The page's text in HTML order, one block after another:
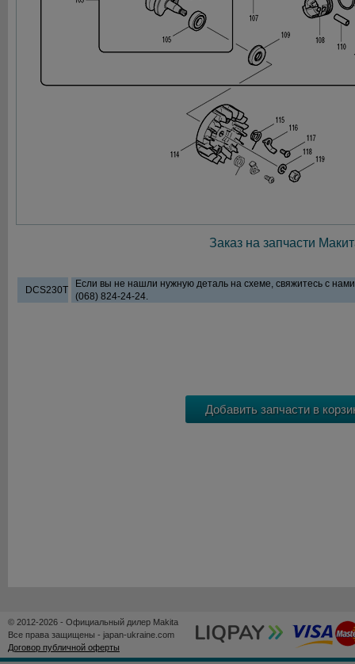
Заказ на запчасти
DCS230T
Если вы не нашли нужную деталь на схеме, свяжитесь с
(068) 824-24-24.
© 2012-2026 - Официальный дилер Makita
Все права защищены - japan-ukraine.com
Договор публичной оферты